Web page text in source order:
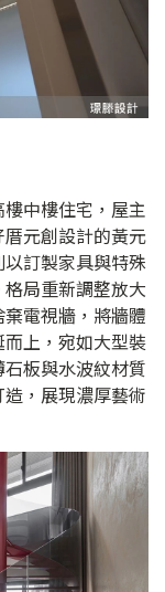
中樓住宅，屋主
元創設計的黃元
訂製家具與特殊
局重新調整放大
電視牆，將牆體
上，宛如大型裝
板與水波紋材質
，展現濃厚藝術